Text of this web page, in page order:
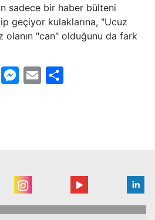
sadece bir haber bülteni
geçiyor kulaklarına, "Ucuz
olanın "can" olduğunu da fark
WhatsAppMessenger
Email